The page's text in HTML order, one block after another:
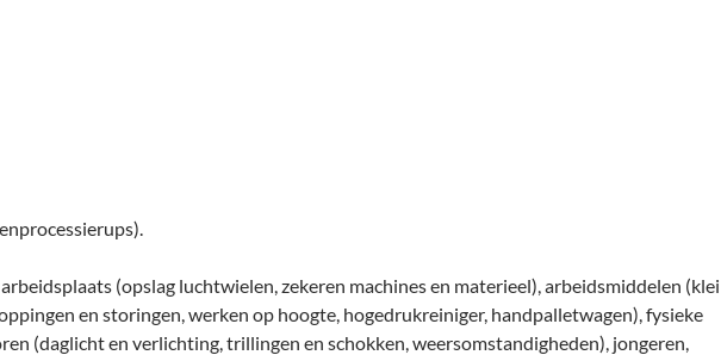
(opslag luchtwielen, zekeren machines en materieel), arbeidsmiddelen
en storingen, werken op hoogte, hogedrukreiniger, handpalletwagen), fysieke
(daglicht en verlichting, trillingen en schokken, weersomstandigheden), jongeren,